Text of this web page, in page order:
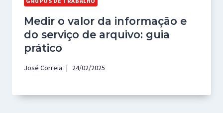
Medir o valor da informação e
do serviço de arquivo: guia
prático
José Correia 24/02/2025